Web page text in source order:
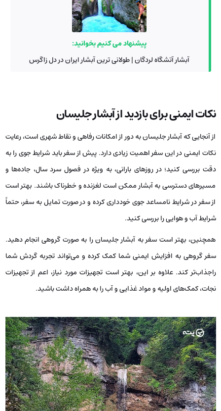
پیشنهاد می کنیم بخوانید:
آبشار آتشگاه لردگان | طولانی ترین آبشار ایران در دل زاگرس
نکات ایمنی برای بازدید از آبشار جلیسان
از آنجایی که آبشار جلیسان به دور از امکانات رفاهی و نقاط شهری است، رعایت
نکات ایمنی در این سفر اهمیت زیادی دارد. پیش از سفر باید شرایط جوی را به
دقت بررسی کنید؛ در روزهای بارانی، به ویژه در فصول سرد سال، جاده‌ها و
مسیرهای دسترسی به آبشار ممکن است لغزنده و خطرناک باشند. بهتر است
از سفر در شرایط نامساعد جوی خودداری کرده و در صورت تمایل به سفر، حتماً
شرایط آب و هوایی را بررسی کنید.
همچنین، بهتر است سفر به آبشار جلیسان را به صورت گروهی انجام دهید.
سفر گروهی به افزایش ایمنی شما کمک کرده و می‌تواند تجربه گردش شما
راجذاب‌تر کند. علاوه بر این، بهتر است تجهیزات مورد نیاز، اعم از تجهیزات
نجات، کمک‌های اولیه و مواد غذایی و آب را به همراه داشت باشید.